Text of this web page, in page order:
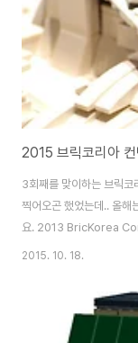
3회째를 맞이하는 브릭코
찍어오곤 했었는데.. 올해
요. 2013 BricKorea
릭코리아 컨벤션 - 삼성동
서 작품명도 몰라요;;) 오
추락장면. 스마우그 참
야 대박일텐데.. 동전이
2015. 10. 18.